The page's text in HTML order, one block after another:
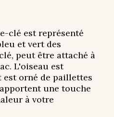
clé est représenté
et vert des
peut être attaché à
L'oiseau est
est orné de paillettes
une touche
à votre